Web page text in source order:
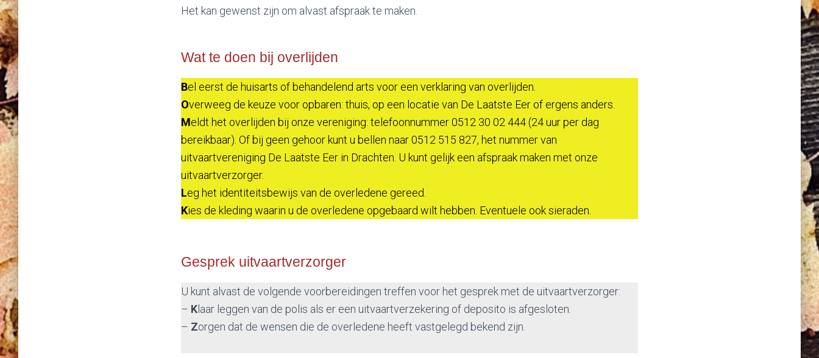
Het kan gewenst zijn om alvast afspraak te maken.
Wat te doen bij overlijden
Bel eerst de huisarts of behandelend arts voor een verklaring van overlijden.
Overweeg de keuze voor opbaren: thuis, op een locatie van De Laatste Eer of ergens anders.
Meldt het overlijden bij onze vereniging: telefoonnummer 0512 30 02 444 (24 uur per dag
bereikbaar). Of bij geen gehoor kunt u bellen naar 0512 515 827, het nummer van
uitvaartvereniging De Laatste Eer in Drachten. U kunt gelijk een afspraak maken met onze
uitvaartverzorger.
Leg het identiteitsbewijs van de overledene gereed.
Kies de kleding waarin u de overledene opgebaard wilt hebben. Eventuele ook sieraden.
Gesprek uitvaartverzorger
U kunt alvast de volgende voorbereidingen treffen voor het gesprek met de uitvaartverzorger:
– K laar leggen van de polis als er een uitvaartverzekering of deposito is afgesloten.
– Zorgen dat de wensen die de overledene heeft vastgelegd bekend zijn.